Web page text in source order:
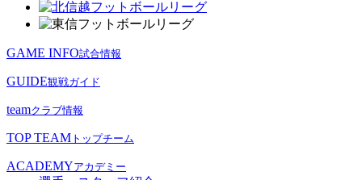
GAME INFO試合情報
GUIDE観戦ガイド
teamクラブ情報
TOP TEAM トップチーム
ACADEMYアカデミー